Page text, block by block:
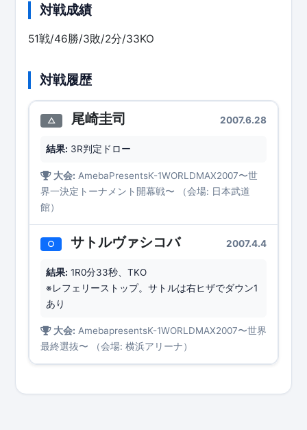
対戦成績
51戦/46勝/3敗/2分/33KO
対戦履歴
△ 尾崎圭司 2007.6.28
結果: 3R判定ドロー
大会: AmebaPresentsK-1WORLDMAX2007〜世
界一決定トーナメント開幕戦〜 （会場: 日本武道
館）
○ サトルヴァシコバ 2007.4.4
結果: 1R0分33秒、TKO
※レフェリーストップ。サトルは右ヒザでダウン1
あり
大会: AmebapresentsK-1WORLDMAX2007〜世界
最終選抜〜 （会場: 横浜アリーナ）